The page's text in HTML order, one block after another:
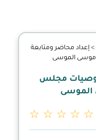
> إعداد محاضر ومتابعة
الموسى
توصيات مجلس
الموسى
☆ ☆ ☆ ☆ ☆